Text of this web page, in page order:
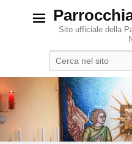
Sito ufficiale della